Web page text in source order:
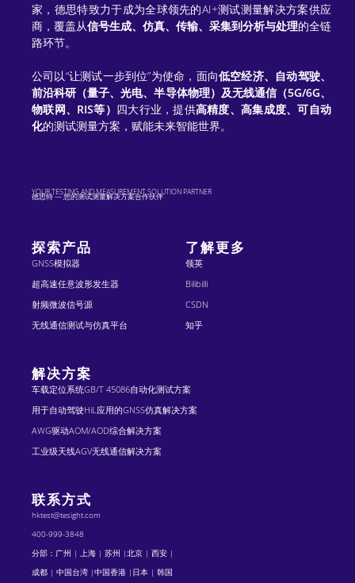
v
e
家，德思特致力于成为全球领先的AI+测试测量解决方案供应
商，覆盖从信号生成、仿真、传输、采集到分析与处理的全链
路环节。
公司以“让测试一步到位”为使命，面向低空经济、自动驾驶、
前沿科研（量子、光电、半导体物理）及无线通信（5G/6G、
物联网、RIS等） 四大行业，提供高精度、高集成度、可自动
化的测试测量方案，赋能未来智能世界。
德思特 — 您的测试测量解决方案合作伙伴
YOUR TESTING AND MEASUREMENT SOLUTION PARTNER
探索产品
GNSS模拟器
超高速任意波形发生器
射频微波信号源
无线通信测试与仿真平台
了解更多
领英
Bilibilli
CSDN
知乎
解决方案
车载定位系统GB/T 45086自动化测试方案
用于自动驾驶HiL应用的GNSS仿真解决方案
AWG驱动AOM/AOD综合解决方案
工业级天线AGV无线通信解决方案
联系方式
hktest@tesight.com
400-999-3848
分部：广州 | 上海 | 苏州 |北京 | 西安 |
成都 | 中国台湾 |中国香港 |日本 | 韩国